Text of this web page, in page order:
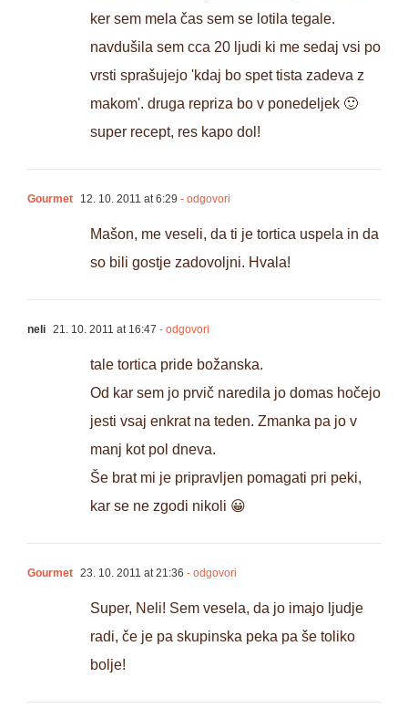
ker sem mela čas sem se lotila tegale.
navdušila sem cca 20 ljudi ki me sedaj vsi po
vrsti sprašujejo 'kdaj bo spet tista zadeva z
makom'. druga repriza bo v ponedeljek 🙂
super recept, res kapo dol!
Gourmet 12. 10. 2011 at 6:29 - odgovori
Mašon, me veseli, da ti je tortica uspela in da
so bili gostje zadovoljni. Hvala!
neli 21. 10. 2011 at 16:47 - odgovori
tale tortica pride božanska.
Od kar sem jo prvič naredila jo domas hočejo
jesti vsaj enkrat na teden. Zmanka pa jo v
manj kot pol dneva.
Še brat mi je pripravljen pomagati pri peki,
kar se ne zgodi nikoli 😀
Gourmet 23. 10. 2011 at 21:36 - odgovori
Super, Neli! Sem vesela, da jo imajo ljudje
radi, če je pa skupinska peka pa še toliko
bolje!